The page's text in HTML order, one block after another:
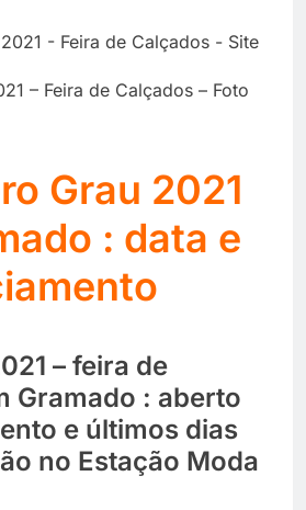
– Feira de Calçados – Foto
Grau 2021
: data e
– feira de
Gramado : aberto
e últimos dias
no Estação Moda